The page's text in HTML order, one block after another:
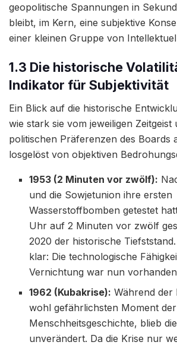
geopolitische Spannungen in
bleibt, im Kern, eine subjektive
einer kleinen Gruppe von
1.3 Die historische
Indikator für Subjektivität
Ein Blick auf die historische
wie stark sie vom jeweiligen Zeitgeist
politischen Präferenzen des Boards
losgelöst von objektiven
1953 (2 Minuten vor zwölf):
und die Sowjetunion ihre ersten
Wasserstoffbomben getestet
Uhr auf 2 Minuten vor zwölf
2020 der historische
klar: Die technologische
Vernichtung war nun
1962 (Kubakrise): Während der
wohl gefährlichsten Moment der
Menschheitsgeschichte, blieb
unverändert. Da die Krise nur